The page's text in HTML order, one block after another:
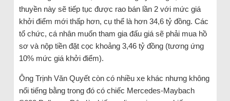
thuyền này sẽ tiếp tục được rao bán lần 2 với mức giá
khởi điểm mới thấp hơn, cụ thể là hơn 34,6 tỷ đồng. Các
tổ chức, cá nhân muốn tham gia đấu giá sẽ phải mua hồ
sơ và nộp tiền đặt cọc khoảng 3,46 tỷ đồng (tương ứng
10% mức giá khởi điểm).
Ông Trịnh Văn Quyết còn có nhiều xe khác nhưng không
nổi tiếng bằng trong đó có chiếc Mercedes-Maybach